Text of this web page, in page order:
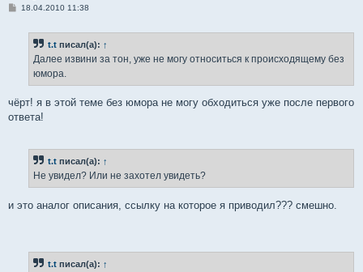
С18.04.2010 11:38
t.t писал(а): ↑
Далее извини за тон, уже не могу относиться к происходящему без
юмора.
чёрт! я в этой теме без юмора не могу обходиться уже после первого
ответа!
t.t писал(а): ↑
Не увидел? Или не захотел увидеть?
и это аналог описания, ссылку на которое я приводил??? смешно.
t.t писал(а): ↑